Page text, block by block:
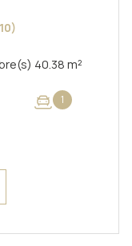
Appartement 2 pièce(s) 1 chambre(s) 40.38 m²
1